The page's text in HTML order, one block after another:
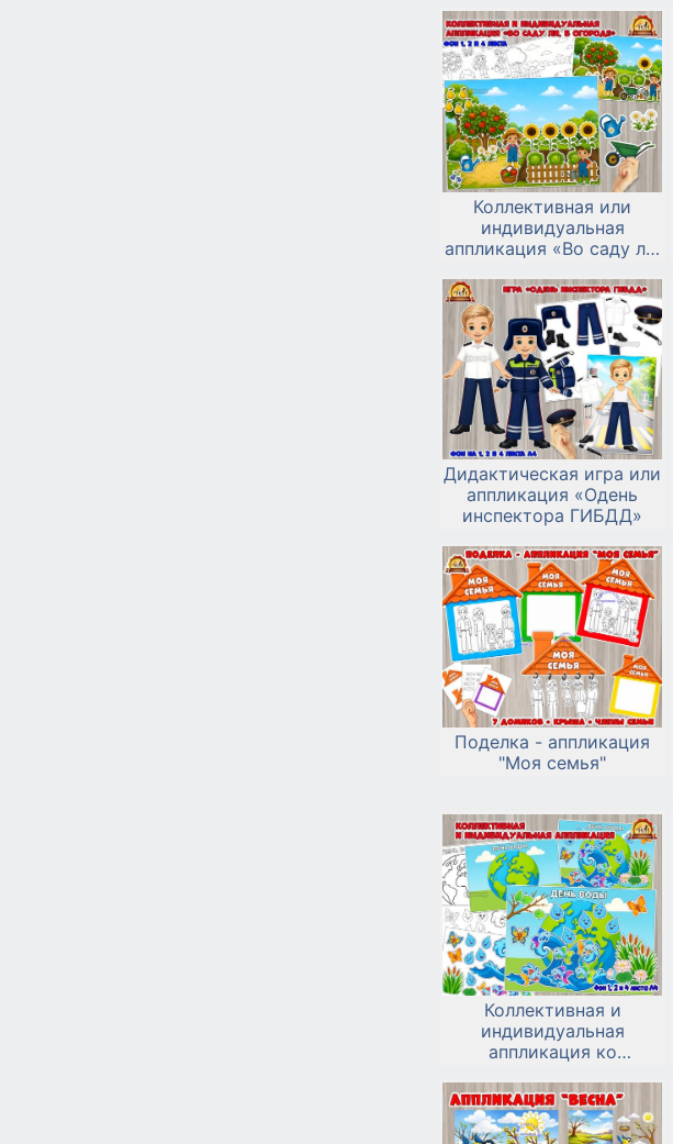
Коллективная или
индивидуальная
аппликация «Во саду ли,
Дидактическая игра или
аппликация «Одень
инспектора ГИБДД»
Поделка - аппликация
"Моя семья"
Коллективная и
индивидуальная
аппликация ко
Водных ресурсов — 22
марта